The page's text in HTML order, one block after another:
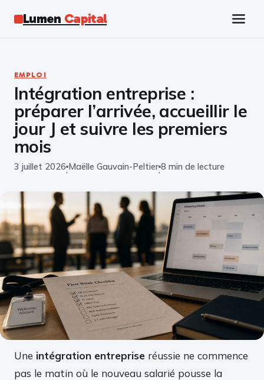
Lumen Capital
Business
Finance
Marketing
Emploi
EMPLOI
Intégration entreprise :
préparer l’arrivée, accueillir le
jour J et suivre les premiers
mois
3 juillet 2026
·
Maëlle Gauvain-Peltier
·
8 min de lecture
Une intégration entreprise réussie ne commence
pas le matin où le nouveau salarié pousse la